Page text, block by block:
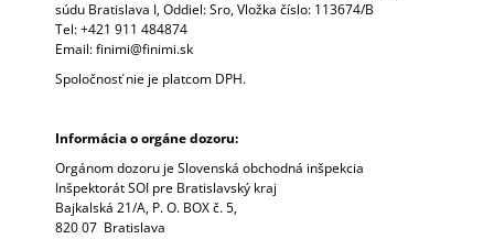
súdu Bratislava I, Oddiel: Sro, Vložka číslo: 113674/B
Tel: +421 911 484874
Email: finimi@finimi.sk
Spoločnosť nie je platcom DPH.
Informácia o orgáne dozoru:
Orgánom dozoru je Slovenská obchodná inšpekcia
Inšpektorát SOI pre Bratislavský kraj
Bajkalská 21/A, P. O. BOX č. 5,
820 07 Bratislava
NÁHRDELNÍK
MEDOVÝ